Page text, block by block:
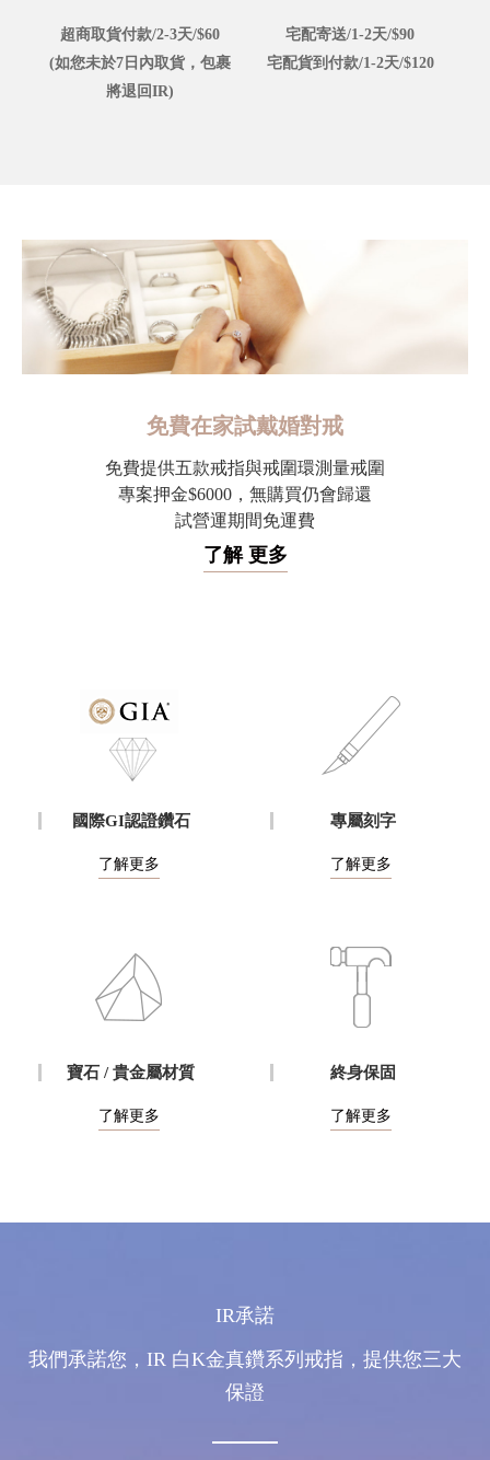
超商取貨付款/2-3天/$60
(如您未於7日內取貨，包裹
將退回IR)
宅配寄送/1-2天/$90
宅配貨到付款/1-2天/$120
免費在家試戴婚對戒
免費提供五款戒指與戒圍環測量戒圍
專案押金$6000，無購買仍會歸還
試營運期間免運費
了解 更多
國際GI認證鑽石
了解更多
專屬刻字
了解更多
寶石 / 貴金屬材質
了解更多
終身保固
了解更多
IR承諾
我們承諾您，IR 白K金真鑽系列戒指，提供您三大
保證